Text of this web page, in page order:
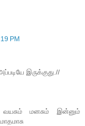
PM
இருக்குது.//
வயசும் மனசும் இன்னும்